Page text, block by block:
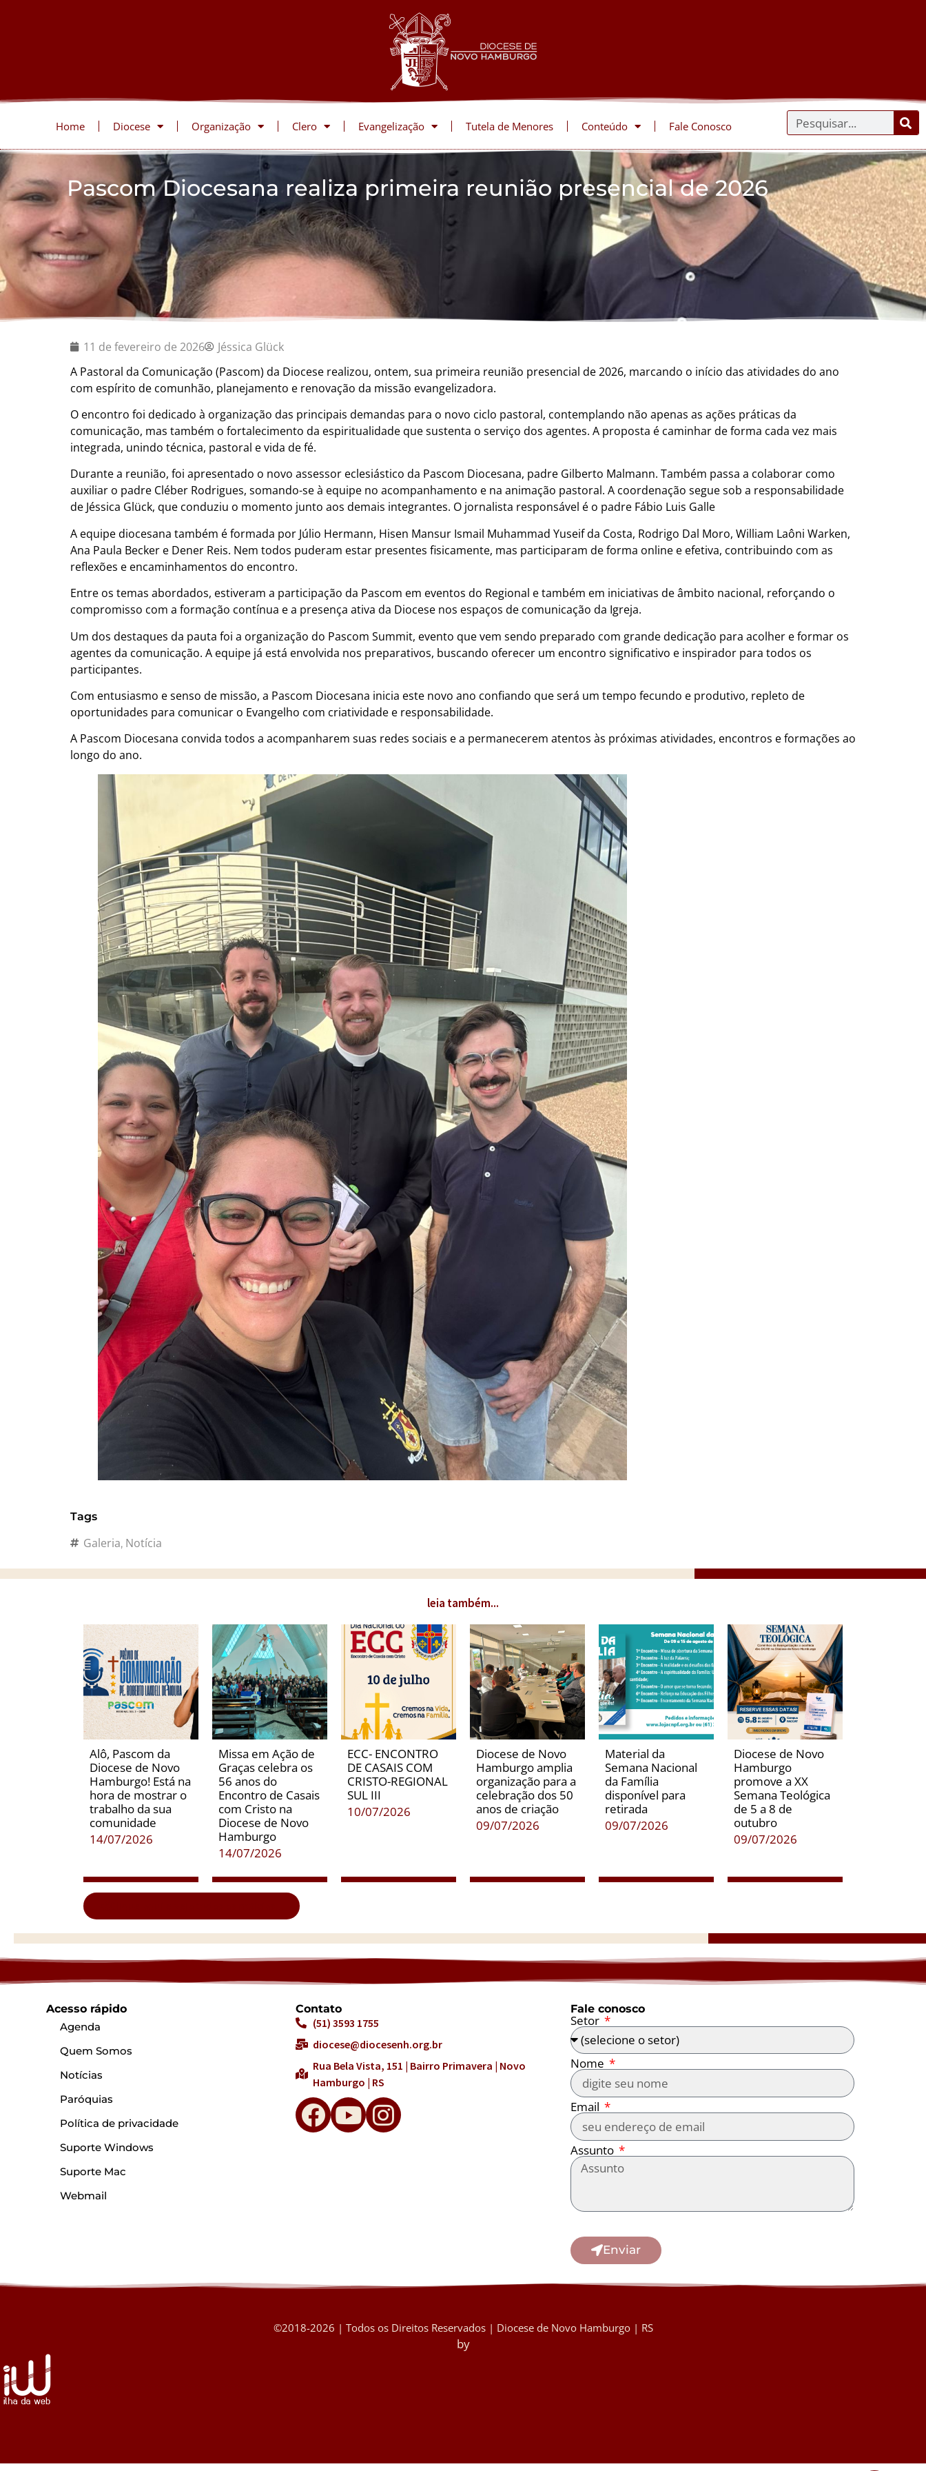
Home Diocese Organização Clero Evangelização Tutela de Menores Conteúdo Fale Conosco
Pascom Diocesana realiza primeira reunião presencial de 2026
11 de fevereiro de 2026
Jéssica Glück
A Pastoral da Comunicação (Pascom) da Diocese realizou, ontem, sua primeira reunião presencial de 2026, marcando o início das atividades do ano
com espírito de comunhão, planejamento e renovação da missão evangelizadora.
O encontro foi dedicado à organização das principais demandas para o novo ciclo pastoral, contemplando não apenas as ações práticas da
comunicação, mas também o fortalecimento da espiritualidade que sustenta o serviço dos agentes. A proposta é caminhar de forma cada vez mais
integrada, unindo técnica, pastoral e vida de fé.
Durante a reunião, foi apresentado o novo assessor eclesiástico da Pascom Diocesana, padre Gilberto Malmann. Também passa a colaborar como
auxiliar o padre Cléber Rodrigues, somando-se à equipe no acompanhamento e na animação pastoral. A coordenação segue sob a responsabilidade
de Jéssica Glück, que conduziu o momento junto aos demais integrantes. O jornalista responsável é o padre Fábio Luis Galle
A equipe diocesana também é formada por Júlio Hermann, Hisen Mansur Ismail Muhammad Yuseif da Costa, Rodrigo Dal Moro, William Laôni Warken,
Ana Paula Becker e Dener Reis. Nem todos puderam estar presentes fisicamente, mas participaram de forma online e efetiva, contribuindo com as
reflexões e encaminhamentos do encontro.
Entre os temas abordados, estiveram a participação da Pascom em eventos do Regional e também em iniciativas de âmbito nacional, reforçando o
compromisso com a formação contínua e a presença ativa da Diocese nos espaços de comunicação da Igreja.
Um dos destaques da pauta foi a organização do Pascom Summit, evento que vem sendo preparado com grande dedicação para acolher e formar os
agentes da comunicação. A equipe já está envolvida nos preparativos, buscando oferecer um encontro significativo e inspirador para todos os
participantes.
Com entusiasmo e senso de missão, a Pascom Diocesana inicia este novo ano confiando que será um tempo fecundo e produtivo, repleto de
oportunidades para comunicar o Evangelho com criatividade e responsabilidade.
A Pascom Diocesana convida todos a acompanharem suas redes sociais e a permanecerem atentos às próximas atividades, encontros e formações ao
longo do ano.
Tags
Galeria, Notícia
leia também...
Alô, Pascom da
Diocese de Novo
Hamburgo! Está na
hora de mostrar o
trabalho da sua
comunidade
14/07/2026
Missa em Ação de
Graças celebra os
56 anos do
Encontro de Casais
com Cristo na
Diocese de Novo
Hamburgo
14/07/2026
ECC- ENCONTRO
DE CASAIS COM
CRISTO-REGIONAL
SUL III
10/07/2026
Diocese de Novo
Hamburgo amplia
organização para a
celebração dos 50
anos de criação
09/07/2026
Material da
Semana Nacional
da Família
disponível para
retirada
09/07/2026
Diocese de Novo
Hamburgo
promove a XX
Semana Teológica
de 5 a 8 de
outubro
09/07/2026
Acesso rápido
Agenda
Quem Somos
Notícias
Paróquias
Política de privacidade
Suporte Windows
Suporte Mac
Webmail
Contato
(51) 3593 1755
diocese@diocesenh.org.br
Rua Bela Vista, 151 | Bairro Primavera | Novo
Hamburgo | RS
Fale conosco
Setor
Nome
Email
Assunto
Enviar
©2018-2026 | Todos os Direitos Reservados | Diocese de Novo Hamburgo | RS
by